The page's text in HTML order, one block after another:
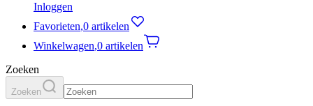
Inloggen
Favorieten,0 artikelen
Winkelwagen,0 artikelen
Zoeken
Zoeken